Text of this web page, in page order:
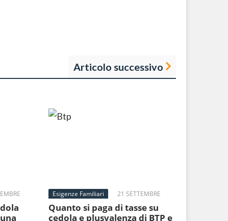
Articolo successivo
Esigenze Familiari
21 SETTEMBRE
2022
Quanto si paga di tasse su
cedola e plusvalenza di BTP e